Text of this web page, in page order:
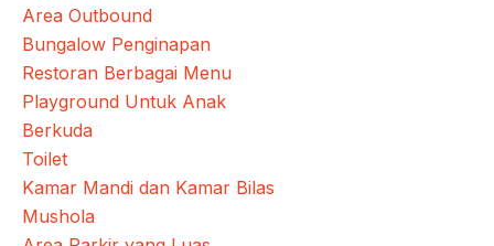
Area Outbound
Bungalow Penginapan
Restoran Berbagai Menu
Playground Untuk Anak
Berkuda
Toilet
Kamar Mandi dan Kamar Bilas
Mushola